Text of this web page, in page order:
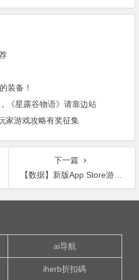
装备！
《星露谷物语》请靠边站
家游戏攻略有奖征集
下一篇
【数据】新版App Store游戏推荐的秘密
ai导航
iherb折扣碼